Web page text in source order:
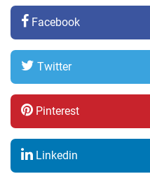
Facebook
Twitter
Pinterest
Linkedin